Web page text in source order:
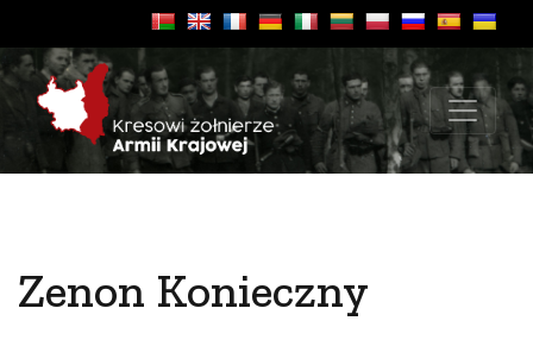
Zenon Konieczny